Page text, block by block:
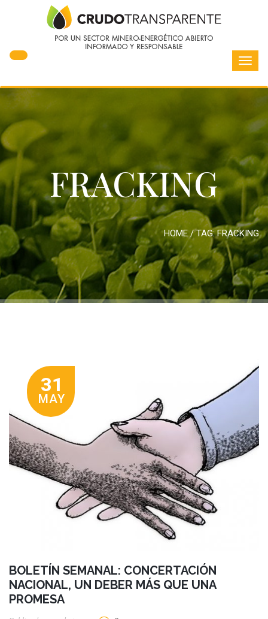
FRACKING
HOME/ TAG:FRACKING
31
MAY
BOLETÍN SEMANAL: CONCERTACIÓN
NACIONAL, UN DEBER MÁS QUE UNA
PROMESA